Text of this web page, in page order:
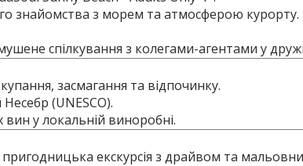
знайомства з морем та атмосферою курорту.
спілкування з колегами-агентами у
засмагання та відпочинку.
Несебр (UNESCO).
вин у локальній виноробні.
пригодницька екскурсія з драйвом та